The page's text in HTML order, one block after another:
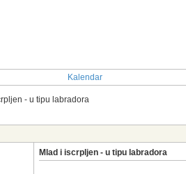
Kalendar
- u tipu labradora
Mlad i iscrpljen - u tipu labradora